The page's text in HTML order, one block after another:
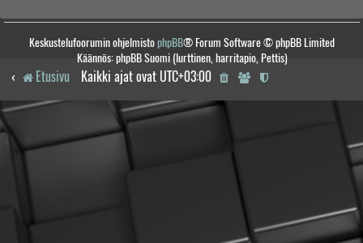
Keskustelufoorumin ohjelmistophpBB® Forum Software © phpBB Limited
Käännös: phpBB Suomi (lurttinen, harritapio, Pettis)
Etusivu Kaikki ajat ovat UTC+03:00